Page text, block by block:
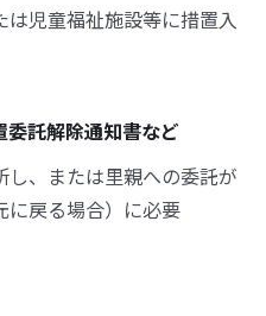
児童福祉施設等に措置入
託解除通知書など
、または里親への委託が
に戻る場合）に必要